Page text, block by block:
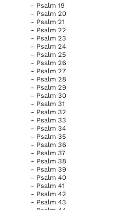
Paus Leo XIV in Pavia: "De stad
een taak"
Paus in Pavia: St. Augustinus
"naar het innerlijk" toe te keren.
RK Documenten stelt heel
kerkelijke documenten van
Katholieke Kerk in het
en is volledig afhankelijk
Ik help mee!
- Psalm 19
- Psalm 20
- Psalm 21
- Psalm 22
- Psalm 23
- Psalm 24
- Psalm 25
- Psalm 26
- Psalm 27
- Psalm 28
- Psalm 29
- Psalm 30
- Psalm 31
- Psalm 32
- Psalm 33
- Psalm 34
- Psalm 35
- Psalm 36
- Psalm 37
- Psalm 38
- Psalm 39
- Psalm 40
- Psalm 41
- Psalm 42
- Psalm 43
mij: 'gij zijt mijn zoon, Ik
leven.
Vraag het Mij slechts en Ik
een erfdeel, u tot een
aan haar randen.
Verbrijzelen moogt gij hen
als lemen kruiken
Komt heden, koningen, tot
bestuurders der wereld!
Dient de Heer met ontzag,
met vervaren,
en weest de zoon
vertoornt en gij omkomen